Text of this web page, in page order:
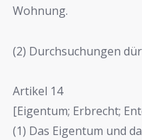
Wohnung.
(2) Durchsuchungen
Artikel 14
[Eigentum; Erbrecht;
(1) Das Eigentum und